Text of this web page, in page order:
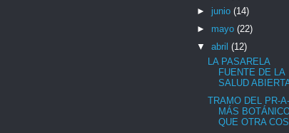
► junio (14)
► mayo (22)
▼ abril (12)
LA PASARELA
FUENTE DE LA
SALUD
TRAMO DEL PR-
MÁS
QUE OTRA